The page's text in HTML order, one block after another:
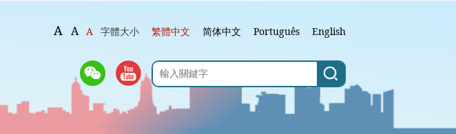
A A A 字體大小 繁體中文 简体中文 Português English